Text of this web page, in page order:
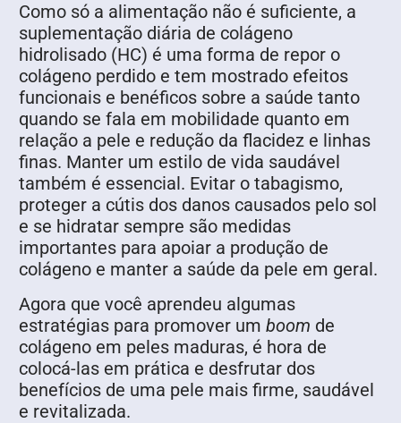
Como só a alimentação não é suficiente, a
suplementação diária de colágeno
hidrolisado (HC) é uma forma de repor o
colágeno perdido e tem mostrado efeitos
funcionais e benéficos sobre a saúde tanto
quando se fala em mobilidade quanto em
relação a pele e redução da flacidez e linhas
finas. Manter um estilo de vida saudável
também é essencial. Evitar o tabagismo,
proteger a cútis dos danos causados pelo sol
e se hidratar sempre são medidas
importantes para apoiar a produção de
colágeno e manter a saúde da pele em geral.
Agora que você aprendeu algumas
estratégias para promover um boom de
colágeno em peles maduras, é hora de
colocá-las em prática e desfrutar dos
benefícios de uma pele mais firme, saudável
e revitalizada.